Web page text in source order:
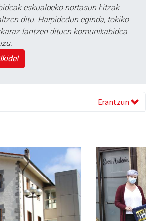
eskualdeko nortasun hitzak
ditu. Harpidedun eginda, tokiko
lantzen dituen komunikabidea
Erantzun